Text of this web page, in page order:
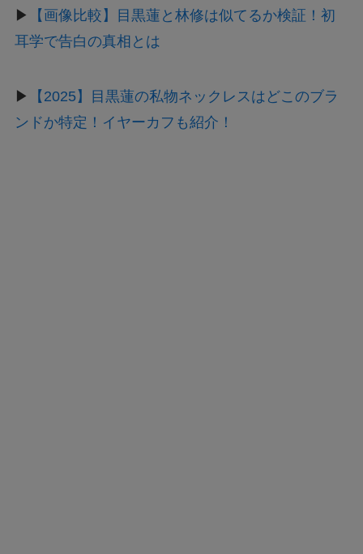
▶
【画像比較】目黒蓮と林修は似てるか検証！初
耳学で告白の真相とは
▶
【2025】目黒蓮の私物ネックレスはどこのブラ
ンドか特定！イヤーカフも紹介！